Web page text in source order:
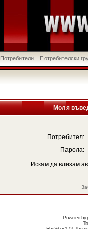
Потребители Потребителски
Моля
Потребител:
Парола:
Искам да влизам
Powered by